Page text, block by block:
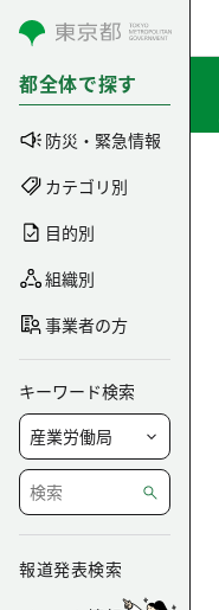
コンテンツにスキップ
都全体で探す
防災・緊急情報
カテゴリ別
目的別
組織別
事業者の方
キーワード検索
報道発表検索